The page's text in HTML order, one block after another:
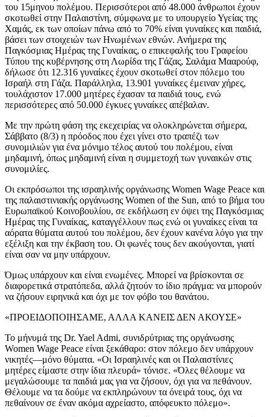
του 15μηνου πολέμου. Περισσότεροι από 48.000 άνθρωποι έχουν
σκοτωθεί στην Παλαιστίνη, σύμφωνα με το υπουργείο Υγείας της
Χαμάς, εκ των οποίων πάνω από το 70% είναι γυναίκες και παιδιά,
βάσει των στοιχειών των Ηνωμένων εθνών. Ανήμερα της
Παγκόσμιας Ημέρας της Γυναίκας, o επικεφαλής του Γραφείου
Τύπου της κυβέρνησης στη Λωρίδα της Γάζας, Σαλάμα Μααρούφ,
δήλωσε ότι 12.316 γυναίκες έχουν σκοτωθεί στον πόλεμο του
Ισραήλ στη Γάζα. Παράλληλα, 13.901 γυναίκες έμειναν χήρες,
τουλάχιστον 17.000 μητέρες έχασαν τα παιδιά τους, ενώ
περισσότερες από 50.000 έγκυες γυναίκες απέβαλαν.
Με την πρώτη φάση της εκεχειρίας να ολοκληρώνεται σήμερα,
Σάββατο (8/3) η πρόοδος που έχει γίνει στο τραπέζι των
συνομιλιών για ένα μόνιμο τέλος αυτού του πολέμου, είναι
μηδαμινή, όπως μηδαμινή είναι η συμμετοχή των γυναικών στις
συνομιλίες.
Οι εκπρόσωποι της ισραηλινής οργάνωσης Women Wage Peace και
της παλαιστινιακής οργάνωσης Women of the Sun, από το βήμα του
Ευρωπαϊκού Κοινοβουλίου, σε εκδήλωση εν όψει της Παγκόσμιας
Ημέρας της Γυναίκας, καταγγέλλουν πως ενώ οι γυναίκες είναι τα
αόρατα θύματα αυτού του πολέμου, δεν έχουν κανένα λόγο για την
εξέλιξη και την έκβαση του. Οι φωνές τους δεν ακούγονται, γιατί
είναι σαν να μην υπάρχουν.
Όμως υπάρχουν και είναι ενωμένες. Μπορεί να βρίσκονται σε
διαφορετικά στρατόπεδα, αλλά ζητούν το ίδιο πράγμα: να μπορούν
να ζήσουν ειρηνικά και όχι με τον φόβο του θανάτου.
«ΠΡΟΕΙΔΟΠΟΙΗΣΑΜΕ, ΑΛΛΑ ΚΑΝΕΙΣ ΔΕΝ ΑΚΟΥΣΕ»
Το μήνυμά της Dr. Yael Admi, συνιδρύτριας της οργάνωσης
Women Wage Peace είναι ξεκάθαρο: στον πόλεμο δεν υπάρχουν
νικητές—μόνο θύματα. «Οι Ισραηλινές και οι Παλαιστίνιες
μητέρες είμαστε στην ίδια πλευρά» τόνισε. «Όλες θέλουμε να
μεγαλώσουμε τα παιδιά μας για να ζήσουν, όχι για να πεθάνουν.
Θέλουμε να τα δούμε να εκπληρώνουν τα όνειρά τους, όχι να
πεθαίνουν σε έναν ακόμα αχρείαστο, απόφευκτο πόλεμο».